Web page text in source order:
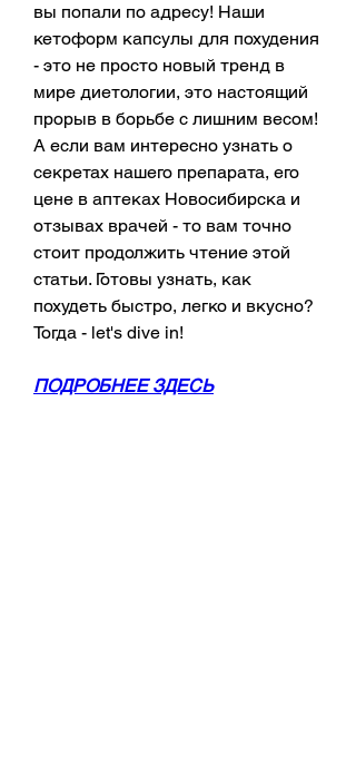
вы попали по адресу! Наши
кетоформ капсулы для похудения
- это не просто новый тренд в
мире диетологии, это настоящий
прорыв в борьбе с лишним весом!
А если вам интересно узнать о
секретах нашего препарата, его
цене в аптеках Новосибирска и
отзывах врачей - то вам точно
стоит продолжить чтение этой
статьи. Готовы узнать, как
похудеть быстро, легко и вкусно?
Тогда - let's dive in!
ПОДРОБНЕЕ ЗДЕСЬ